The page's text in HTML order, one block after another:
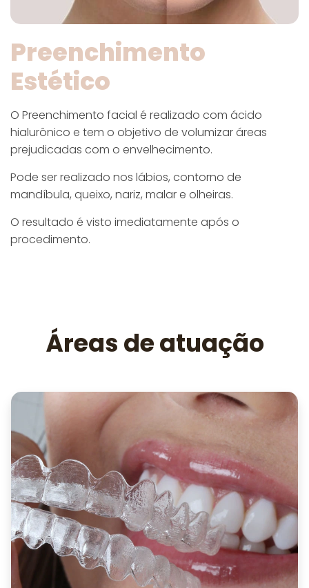
Preenchimento
Estético
O Preenchimento facial é realizado com ácido
hialurônico e tem o objetivo de volumizar áreas
prejudicadas com o envelhecimento.
Pode ser realizado nos lábios, contorno de
mandíbula, queixo, nariz, malar e olheiras.
O resultado é visto imediatamente após o
procedimento.
Áreas de atuação